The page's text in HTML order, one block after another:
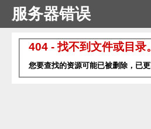
服务器错误
404 - 找不到文件或目录。
您要查找的资源可能已被删除，已更